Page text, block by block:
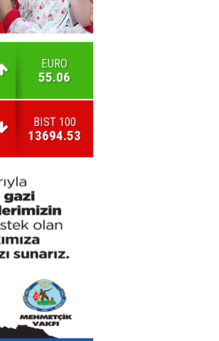
EURO
55.06
BIST 100
13694.53